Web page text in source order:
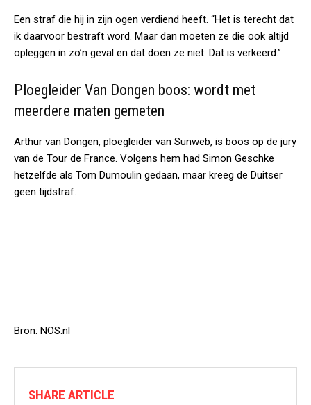
Een straf die hij in zijn ogen verdiend heeft. “Het is terecht dat
ik daarvoor bestraft word. Maar dan moeten ze die ook altijd
opleggen in zo’n geval en dat doen ze niet. Dat is verkeerd.”
Ploegleider Van Dongen boos: wordt met
meerdere maten gemeten
Arthur van Dongen, ploegleider van Sunweb, is boos op de jury
van de Tour de France. Volgens hem had Simon Geschke
hetzelfde als Tom Dumoulin gedaan, maar kreeg de Duitser
geen tijdstraf.
Bron: NOS.nl
SHARE ARTICLE